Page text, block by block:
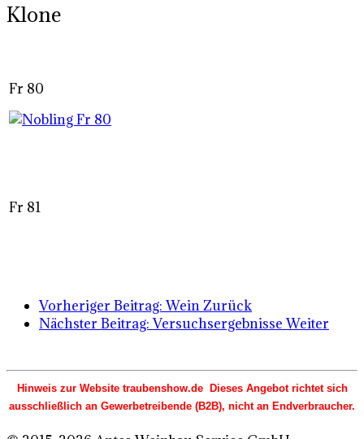
Klone
Fr 80
Fr 81
Vorheriger Beitrag: WeinZurück
Nächster Beitrag: VersuchsergebnisseWeiter
Hinweis zur Website traubenshow.de Dieses Angebot richtet sich
ausschließlich an Gewerbetreibende (B2B), nicht an Endverbraucher.